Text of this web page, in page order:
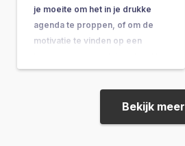
je moeite om het in je drukke
agenda te proppen, of om de
motivatie te vinden op een
kan vooral moeilijk zijn om de
motivatie te vinden om op te
staan ​​en actief te worden als…
Bekijk meer